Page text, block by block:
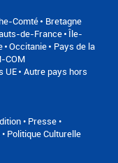
Comté
Bretagne
de-France Île-
Occitanie
Pays de la
COM
UE Autre pays hors
• Presse •
Politique Culturelle